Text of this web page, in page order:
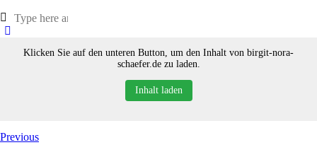
Klicken Sie auf den unteren Button, um den Inhalt von birgit-nora-
schaefer.de zu laden.
Inhalt laden
Previous